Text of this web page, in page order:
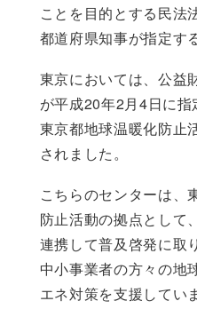
ことを目的とする民法
都道府県知事が指定す
東京においては、公益
が平成20年2月4日に
東京都地球温暖化防止
されました。
こちらのセンターは、
防止活動の拠点として
連携して普及啓発に取
中小事業者の方々の地
エネ対策を支援してい